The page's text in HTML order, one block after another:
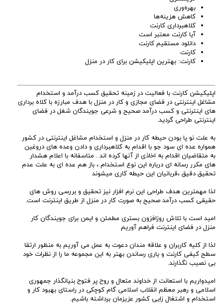
بهره‌وری
کاهش هزینه‌ها
کلاهبرداری کارنت
آیا کارنت معتبر است
دانلود مستقیم کارنت
کارنت
کارنت: بهترین اپلیکیشن برای کار در منزل
اپلیکیشن کارنت با فعالیت در زمینه تحقیق کسب درآمد و استخدام
مشاغل اینترنتی در فضای مجازی و کار در منزل با هدف مبارزه با کلاه برداری
های اینترنتی و کسب درآمد صحیح و شرعی جویندگان شغل در فضای
اینترنتی طراحی گردید.
به علت نو پا بودن حیطه کار در منزل و استخدام مشاغل اینترنتی در کشور
همواره عده ای سود جو با اقدام به کلاهبرداری و دادن وعده های دروغین
به متقاضیان اقدام به اخاذی از آنها کرده اند . متاسفانه با اعلام هشدار
های مکرر رسانه ای درباره این نوع استخدام ، باز هم عده ای به علت عدم
تحقیق دقیق ،قربانیان این حیطه کاری میشوند
لذا مهمترین هدف طراحی این نرم افزار نیز تحقیق و بررسی روش های
حقیقی کسب درآمد صحیح به صورت کار در منزل از طریق اینترنت است.
امید است با تلاش روزافزون بستری مطمئن و ایمن برای جویندگان کار
منزل در فضای اینترنت فراهم آوریم
لذا از کلیه کاربران و علاقه مندان دعوت به عمل می آوریم به منظور ارتقا
سطح کیفی کارنت و یاری رساندن بهتر به این مجموعه ما را از نظرات خود
بی نصیب نگذارند.
امیدواریم با استعانت از خداوند متعال و روح پر فتوح بنیانگذار جمهوری
اسلامی و رهبر معظم انقلاب اسلامی گام کوچکی در راستای بهبود کار و
استخدام و اشتغال زایی کشور عزیزمان برداشته باشیم.